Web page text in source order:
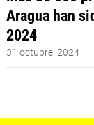
Aragua han
2024
31 octubre, 2024